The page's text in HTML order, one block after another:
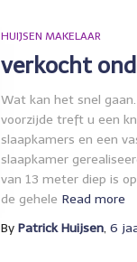
HUIJSEN MAKELAAR
verkocht
Wat kan het snel
voorzijde treft u een
slaapkamers en een
slaapkamer
van 13 meter diep is
de gehele Read more
By Patrick Huijsen, 6